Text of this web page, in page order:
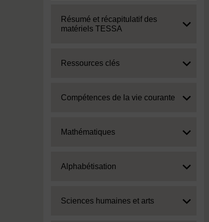
Expand
Résumé et récapitulatif des
matériels TESSA
Expand
Ressources clés
Expand
Compétences de la vie courante
Expand
Mathématiques
Expand
Alphabétisation
Expand
Sciences humaines et arts